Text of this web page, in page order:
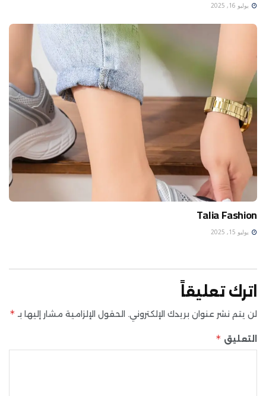
يوليو 16, 2025
Talia Fashion
يوليو 15, 2025
اترك تعليقاً
لن يتم نشر عنوان بريدك الإلكتروني. الحقول الإلزامية مشار إليها بـ *
التعليق *